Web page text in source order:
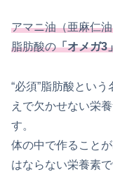
アマニ油（亜麻仁
脂肪酸の「オメガ3
“必須”脂肪酸とい
えで欠かせない栄
す。
体の中で作ること
はならない栄養素で